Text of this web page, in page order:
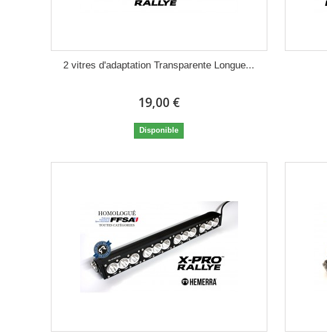
2 vitres d'adaptation Transparente Longue...
19,00 €
Disponible